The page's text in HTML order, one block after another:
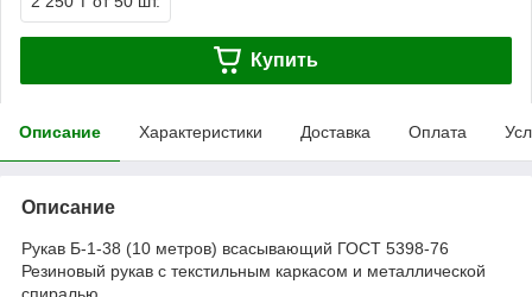
Купить
Описание Характеристики Доставка Оплата
Описание
Рукав Б-1-38 (10 метров) всасывающий ГОСТ 5398-76
Резиновый рукав с текстильным каркасом и металлической
спиралью.